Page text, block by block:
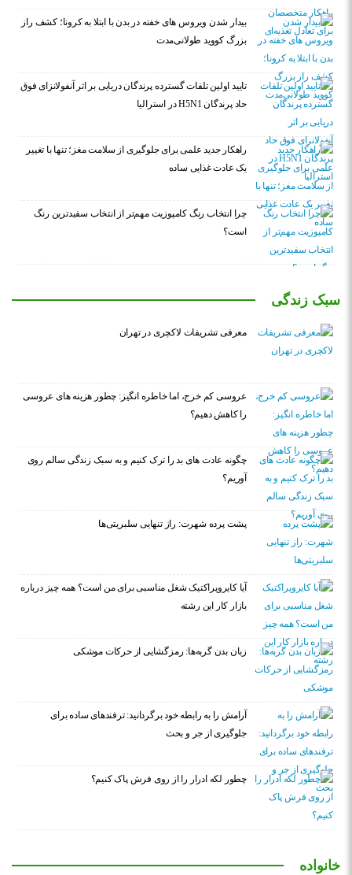
بیدار شدن ویروس‌ های خفته در بدن با ابتلا به کرونا؛ کشف راز
بزرگ کووید طولانی‌مدت
تایید اولین تلفات گسترده پرندگان دریایی بر اثر آنفولانزای فوق
حاد پرندگان H5N1 در استرالیا
راهکار جدید علمی برای جلوگیری از سلامت مغز؛ تنها با تغییر
یک عادت غذایی ساده
چرا انتخاب رنگ کامپوزیت مهم‌تر از انتخاب سفیدترین رنگ
است؟
سبک زندگی
معرفی تشریفات لاکچری در تهران
عروسی کم خرج، اما خاطره انگیز: چطور هزینه های عروسی
را کاهش دهیم؟
چگونه عادت‌ های بد را ترک کنیم و به سبک زندگی سالم روی
آوریم؟
پشت پرده شهرت: راز تنهایی سلبریتی‌ها
آیا کایروپراکتیک شغل مناسبی برای من است؟ همه چیز درباره
بازار کار این رشته
زبان بدن گربه‌ها: رمزگشایی از حرکات موشکی
آرامش را به رابطه خود برگردانید: ترفندهای ساده برای
جلوگیری از جر و بحث
چطور لکه ادرار را از روی فرش پاک کنیم؟
خانواده